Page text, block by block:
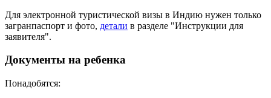
Для электронной туристической визы в Индию нужен только
загранпаспорт и фото, детали в разделе "Инструкции для
заявителя".
Документы на ребенка
Понадобятся: